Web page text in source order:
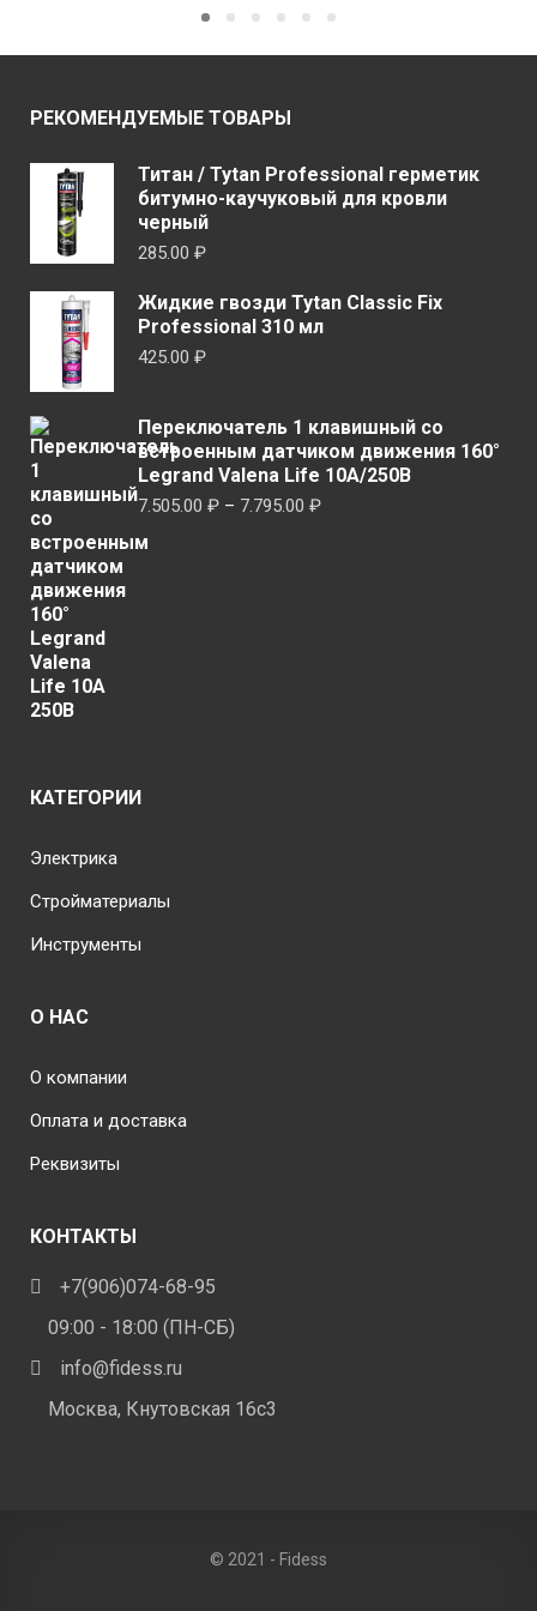
вариаций.
Опции
выбрать
странице
товара.
РЕКОМЕНДУЕМЫЕ ТОВАРЫ
Титан / Tytan Professional герметик
битумно-каучуковый для кровли
черный
285.00 ₽
Жидкие гвозди Tytan Classic Fix
Professional 310 мл
425.00 ₽
Переключатель 1 клавишный со
встроенным датчиком движения 160°
Legrand Valena Life 10A/250В
7.505.00 ₽ – 7.795.00 ₽Диапазон
КАТЕГОРИИ
Электрика
Стройматериалы
Инструменты
О НАС
О компании
Оплата и доставка
Реквизиты
КОНТАКТЫ
+7(906)074-68-95
09:00 - 18:00 (ПН-СБ)
info@fidess.ru
Москва, Кнутовская 16с3
© 2021 - Fidess